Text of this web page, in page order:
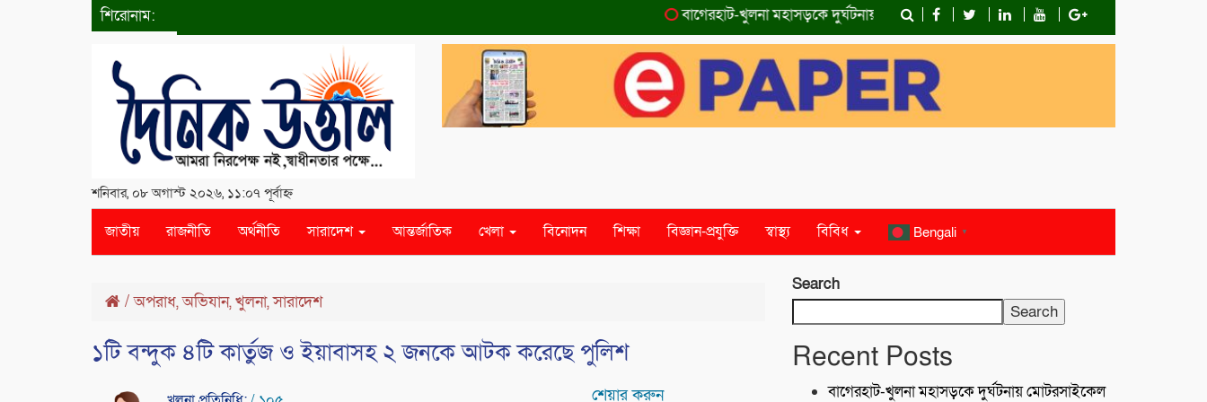
শিরোনাম: বাগেরহাট-খুলনা মহাসড়কে ‌দুর্ঘটনায় মোটরসাইকেল চালক নিহত কোস্ট গার্ডের অভিযান;টেকনাফে
শনিবার, ০৮ অগাস্ট ২০২৬, ১১:০৭ পূর্বাহ্ন
জাতীয় রাজনীতি অর্থনীতি সারাদেশ আন্তর্জাতিক খেলা বিনোদন শিক্ষা বিজ্ঞান-প্রযুক্তি স্বাস্থ্য বিবিধ Bengali ▼
/অপরাধ,অভিযান,খুলনা,সারাদেশ
১টি বন্দুক ৪টি কার্তুজ ও ইয়াবাসহ ২ জনকে আটক করেছে পুলিশ
শেয়ার করুন
Search
Search
Recent Posts
বাগেরহাট-খুলনা মহাসড়কে ‌দুর্ঘটনায় মোটরসাইকেল